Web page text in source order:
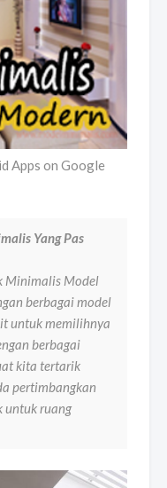
Apps on Google
Yang Pas
Minimalis Model
berbagai model
untuk memilihnya
berbagai
kita tertarik
pertimbangkan
untuk ruang